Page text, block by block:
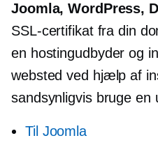
Joomla, WordPress,
SSL-certifikat fra din
en hostingudbyder og
websted ved hjælp af
sandsynligvis bruge en
Til Joomla